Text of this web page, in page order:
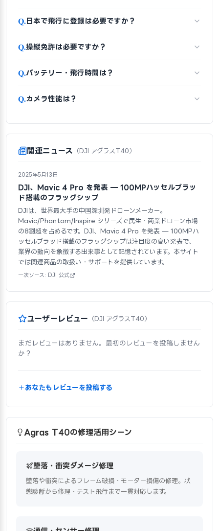
Q.日本で飛行に登録は必要ですか？
Q.操縦免許は必要ですか？
Q.バッテリー・飛行時間は？
Q.カメラ性能は？
関連ニュース （DJI アグラスT40）
2025年5月13日
DJI、Mavic 4 Pro を発表 — 100MPハッセルブラッ
ド搭載のフラッグシップ
DJIは、世界最大手の中国深圳発ドローンメーカー。
Mavic/Phantom/Inspire シリーズで民生・商業ドローン市場
の8割超を占めるです。DJI、Mavic 4 Pro を発表 — 100MPハ
ッセルブラッド搭載のフラッグシップは注目度の高い発表で、
業界の動向を象徴する出来事として記憶されています。本サイト
では関連商品の取扱い・サポートを提供しています。
一次ソース: DJI 公式
ユーザーレビュー （DJI アグラスT40）
まだレビューはありません。最初のレビューを投稿しません
か？
あなたもレビューを投稿する
Agras T40の修理活用シーン
墜落・衝突ダメージ修理
墜落や衝突によるフレーム破損・モーター損傷の修理。状
態診断から修理・テスト飛行まで一貫対応します。